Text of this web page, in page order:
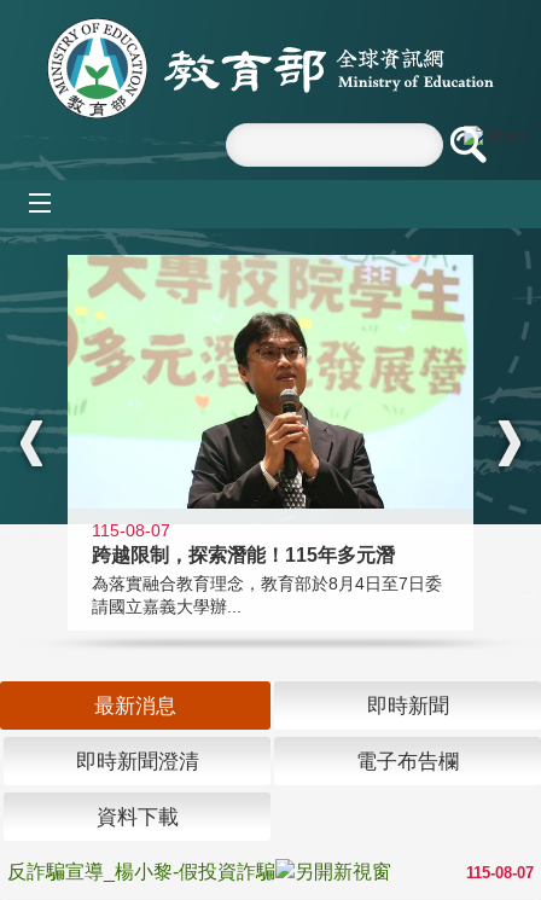
跳到主要內容區塊
:::
115-08-07
跨越限制，探索潛能！115年多元潛
為落實融合教育理念，教育部於8月4日至7日委
請國立嘉義大學辦...
最新消息 即時新聞
即時新聞澄清 電子布告欄
資料下載
115-08-07
反詐騙宣導_楊小黎-假投資詐騙